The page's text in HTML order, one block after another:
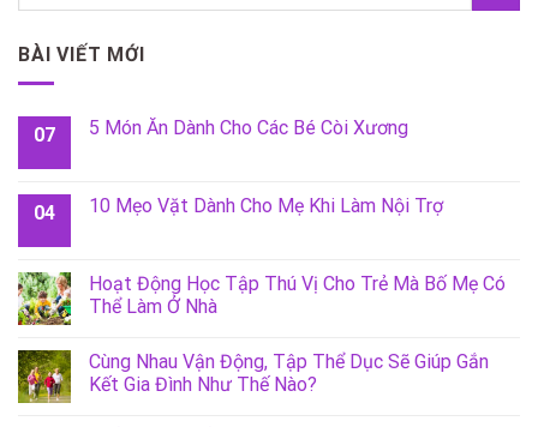
BÀI VIẾT MỚI
07 5 Món Ăn Dành Cho Các Bé Còi Xương
04 10 Mẹo Vặt Dành Cho Mẹ Khi Làm Nội Trợ
Hoạt Động Học Tập Thú Vị Cho Trẻ Mà Bố Mẹ Có
Thể Làm Ở Nhà
Cùng Nhau Vận Động, Tập Thể Dục Sẽ Giúp Gắn
Kết Gia Đình Như Thế Nào?